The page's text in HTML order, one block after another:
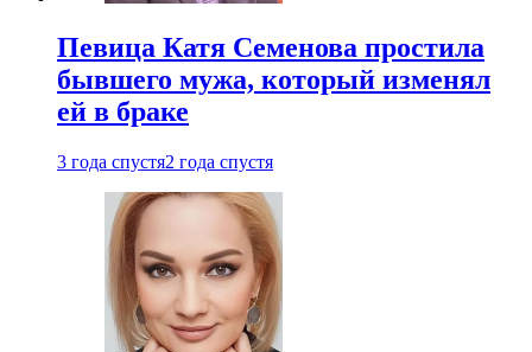
Певица Катя Семенова простила
бывшего мужа, который изменял
ей в браке
3 года спустя2 года спустя